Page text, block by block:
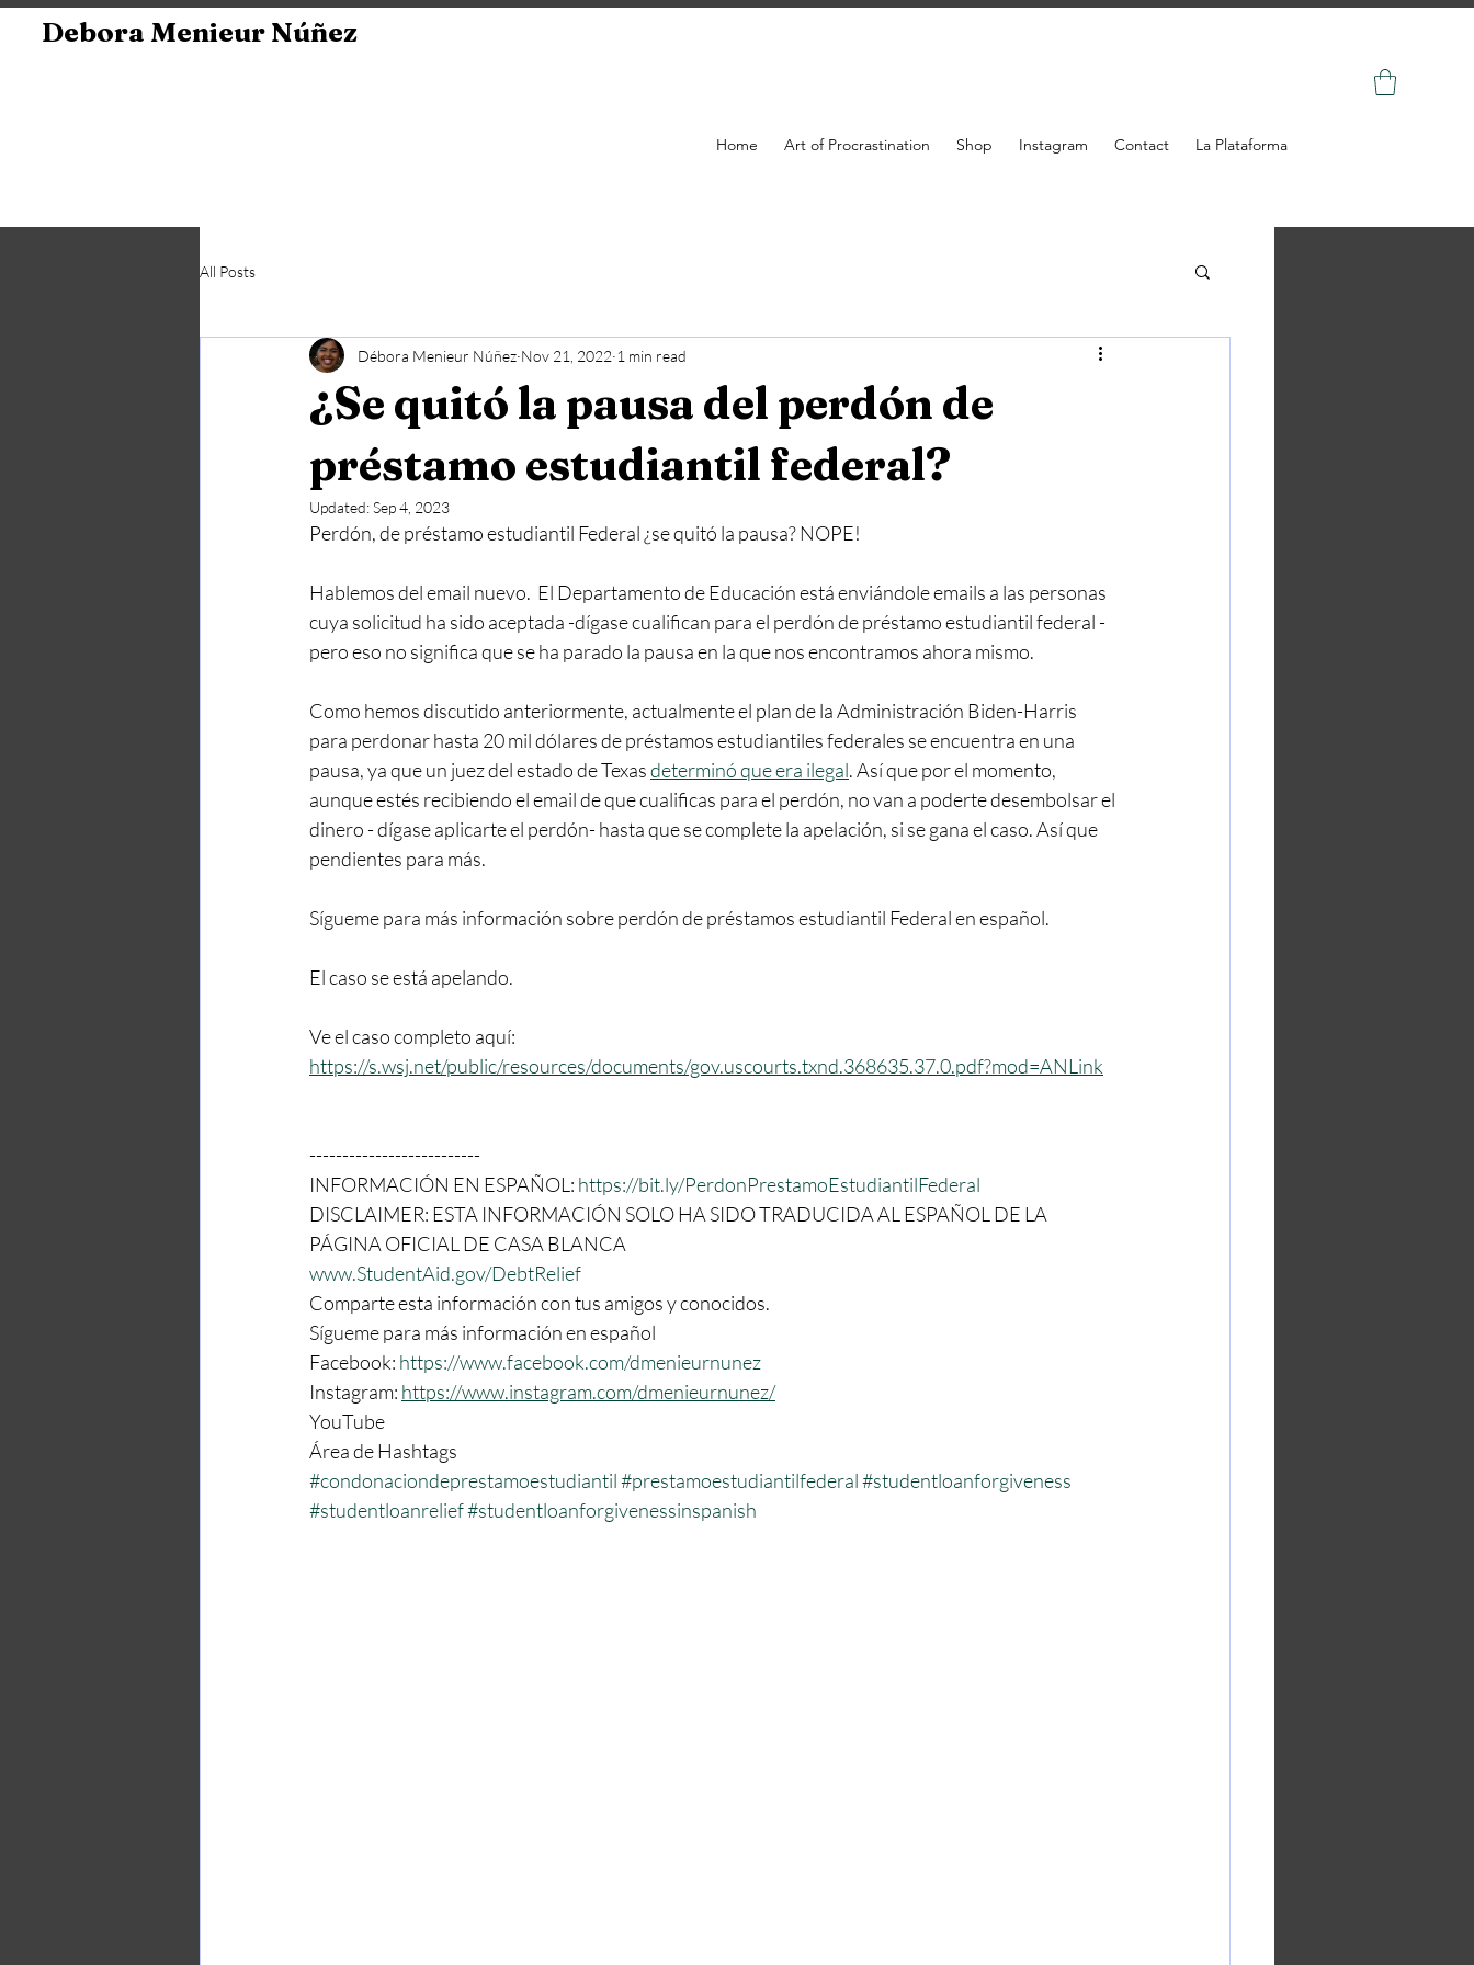
Debora Menieur Núñez
Home Art of Procrastination Shop Instagram Contact La Plataforma
All Posts
¿Se quitó la pausa del perdón de
préstamo estudiantil federal?
Débora Menieur Núñez Nov 21, 2022 1 min read
Updated:Sep 4, 2023
Perdón, de préstamo estudiantil Federal ¿se quitó la pausa? NOPE!
Hablemos del email nuevo.  El Departamento de Educación está enviándole emails a las personas
cuya solicitud ha sido aceptada -dígase cualifican para el perdón de préstamo estudiantil federal -
pero eso no significa que se ha parado la pausa en la que nos encontramos ahora mismo.
Como hemos discutido anteriormente, actualmente el plan de la Administración Biden-Harris
para perdonar hasta 20 mil dólares de préstamos estudiantiles federales se encuentra en una
pausa, ya que un juez del estado de Texas determinó que era ilegal. Así que por el momento,
aunque estés recibiendo el email de que cualificas para el perdón, no van a poderte desembolsar el
dinero - dígase aplicarte el perdón- hasta que se complete la apelación, si se gana el caso. Así que
pendientes para más.
Sígueme para más información sobre perdón de préstamos estudiantil Federal en español.
El caso se está apelando.
Ve el caso completo aquí:
https://s.wsj.net/public/resources/documents/gov.uscourts.txnd.368635.37.0.pdf?mod=ANLink
--------------------------
INFORMACIÓN EN ESPAÑOL: https://bit.ly/PerdonPrestamoEstudiantilFederal
DISCLAIMER: ESTA INFORMACIÓN SOLO HA SIDO TRADUCIDA AL ESPAÑOL DE LA
PÁGINA OFICIAL DE CASA BLANCA
www.StudentAid.gov/DebtRelief
Comparte esta información con tus amigos y conocidos.
Sígueme para más información en español
Facebook: https://www.facebook.com/dmenieurnunez
Instagram: https://www.instagram.com/dmenieurnunez/
YouTube
Área de Hashtags
#condonaciondeprestamoestudiantil#prestamoestudiantilfederal#studentloanforgiveness
#studentloanrelief#studentloanforgivenessinspanish